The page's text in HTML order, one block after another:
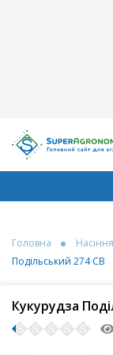
Головна Насіння
Подільський 274 СВ
Кукурудза